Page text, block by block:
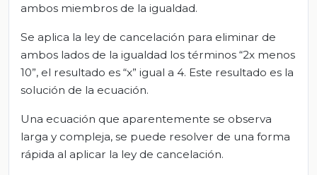
ambos miembros de la igualdad.
Se aplica la ley de cancelación para eliminar de
ambos lados de la igualdad los términos “2x menos
10”, el resultado es “x” igual a 4. Este resultado es la
solución de la ecuación.
Una ecuación que aparentemente se observa
larga y compleja, se puede resolver de una forma
rápida al aplicar la ley de cancelación.